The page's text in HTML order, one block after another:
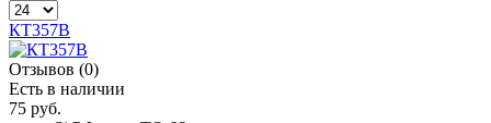
КТ357В
Отзывов (0)
Есть в наличии
75 руб.